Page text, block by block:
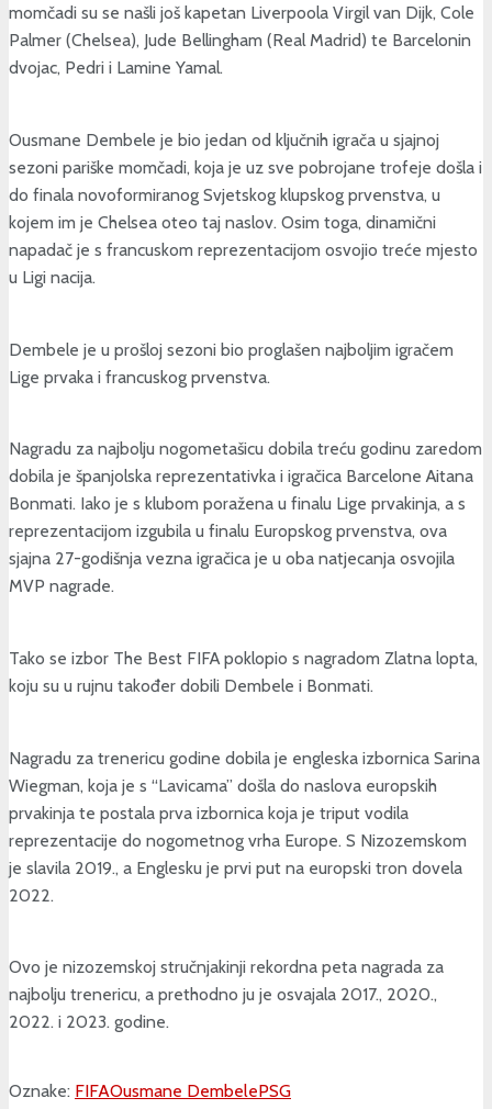
momčadi su se našli još kapetan Liverpoola Virgil van Dijk, Cole
Palmer (Chelsea), Jude Bellingham (Real Madrid) te Barcelonin
dvojac, Pedri i Lamine Yamal.
Ousmane Dembele je bio jedan od ključnih igrača u sjajnoj
sezoni pariške momčadi, koja je uz sve pobrojane trofeje došla i
do finala novoformiranog Svjetskog klupskog prvenstva, u
kojem im je Chelsea oteo taj naslov. Osim toga, dinamični
napadač je s francuskom reprezentacijom osvojio treće mjesto
u Ligi nacija.
Dembele je u prošloj sezoni bio proglašen najboljim igračem
Lige prvaka i francuskog prvenstva.
Nagradu za najbolju nogometašicu dobila treću godinu zaredom
dobila je španjolska reprezentativka i igračica Barcelone Aitana
Bonmati. Iako je s klubom poražena u finalu Lige prvakinja, a s
reprezentacijom izgubila u finalu Europskog prvenstva, ova
sjajna 27-godišnja vezna igračica je u oba natjecanja osvojila
MVP nagrade.
Tako se izbor The Best FIFA poklopio s nagradom Zlatna lopta,
koju su u rujnu također dobili Dembele i Bonmati.
Nagradu za trenericu godine dobila je engleska izbornica Sarina
Wiegman, koja je s “Lavicama” došla do naslova europskih
prvakinja te postala prva izbornica koja je triput vodila
reprezentacije do nogometnog vrha Europe. S Nizozemskom
je slavila 2019., a Englesku je prvi put na europski tron dovela
2022.
Ovo je nizozemskoj stručnjakinji rekordna peta nagrada za
najbolju trenericu, a prethodno ju je osvajala 2017., 2020.,
2022. i 2023. godine.
Oznake: FIFAOusmane DembelePSG